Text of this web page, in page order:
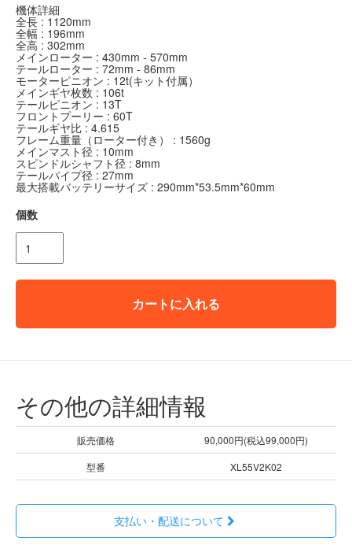
機体詳細
全長 : 1120mm
全幅 : 196mm
全高 : 302mm
メインローター : 430mm - 570mm
テールローター : 72mm - 86mm
モーターピニオン : 12t(キット付属）
メインギヤ枚数 : 106t
テールピニオン : 13T
フロントプーリー : 60T
テールギヤ比 : 4.615
フレーム重量（ローター付き） : 1560g
メインマスト径 : 10mm
スピンドルシャフト径 : 8mm
テールパイプ径 : 27mm
最大搭載バッテリーサイズ : 290mm*53.5mm*60mm
個数
カートに入れる
その他の詳細情報
販売価格
90,000円(税込99,000円)
型番
XL55V2K02
支払い・配送について